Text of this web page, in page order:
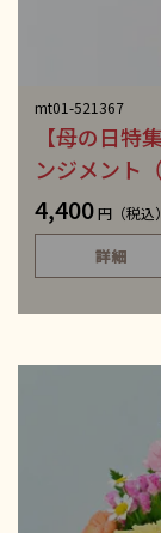
mt01-521367
【母の日特
ンジメント
4,400円（税込）
詳細